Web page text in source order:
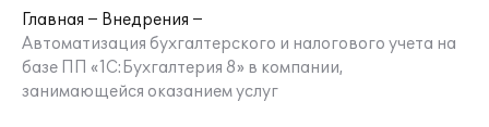
Главная
Внедрения
Автоматизация бухгалтерского и налогового учета на
базе ПП «1С:Бухгалтерия 8» в компании,
занимающейся оказанием услуг